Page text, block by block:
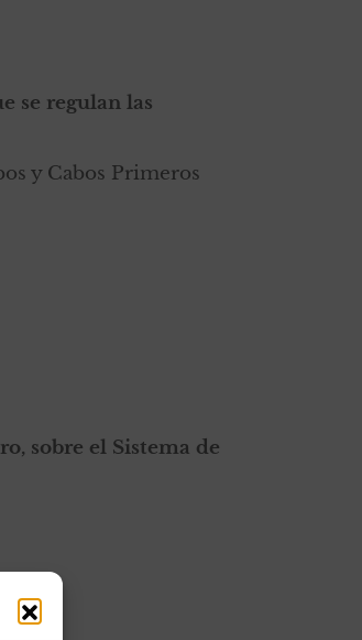
se regulan las
y Cabos Primeros
sobre el Sistema de